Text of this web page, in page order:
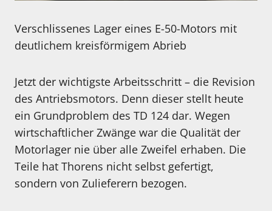
Verschlissenes Lager eines E-50-Motors mit
deutlichem kreisförmigem Abrieb
Jetzt der wichtigste Arbeitsschritt – die Revision
des Antriebsmotors. Denn dieser stellt heute
ein Grundproblem des TD 124 dar. Wegen
wirtschaftlicher Zwänge war die Qualität der
Motorlager nie über alle Zweifel erhaben. Die
Teile hat Thorens nicht selbst gefertigt,
sondern von Zulieferern bezogen.